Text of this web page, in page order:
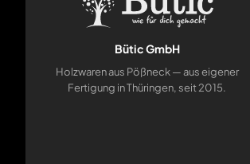
Bütic GmbH
Holzwaren aus Pößneck — aus eigener
Fertigung in Thüringen, seit 2015.